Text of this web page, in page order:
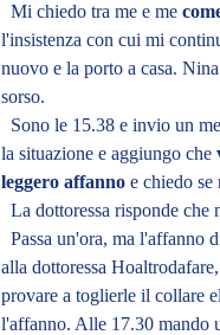
Mi chiedo tra me e me
l'insistenza con cui mi
nuovo e la porto a casa.
sorso.
Sono le 15.38 e invio un
la situazione e aggiungo che
leggero affanno e chiedo
La dottoressa risponde che
Passa un'ora, ma
alla dottoressa
provare a toglierle il collare
l'affanno. Alle 17.30 mando